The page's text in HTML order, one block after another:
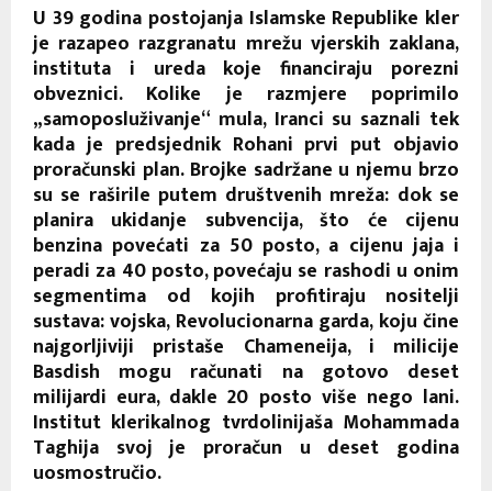
U 39 godina postojanja Islamske Republike kler
je razapeo razgranatu mrežu vjerskih zaklana,
instituta i ureda koje financiraju porezni
obveznici. Kolike je razmjere poprimilo
„samoposluživanje“ mula, Iranci su saznali tek
kada je predsjednik Rohani prvi put objavio
proračunski plan. Brojke sadržane u njemu brzo
su se raširile putem društvenih mreža: dok se
planira ukidanje subvencija, što će cijenu
benzina povećati za 50 posto, a cijenu jaja i
peradi za 40 posto, povećaju se rashodi u onim
segmentima od kojih profitiraju nositelji
sustava: vojska, Revolucionarna garda, koju čine
najgorljiviji pristaše Chameneija, i milicije
Basdish mogu računati na gotovo deset
milijardi eura, dakle 20 posto više nego lani.
Institut klerikalnog tvrdolinijaša Mohammada
Taghija svoj je proračun u deset godina
uosmostručio.